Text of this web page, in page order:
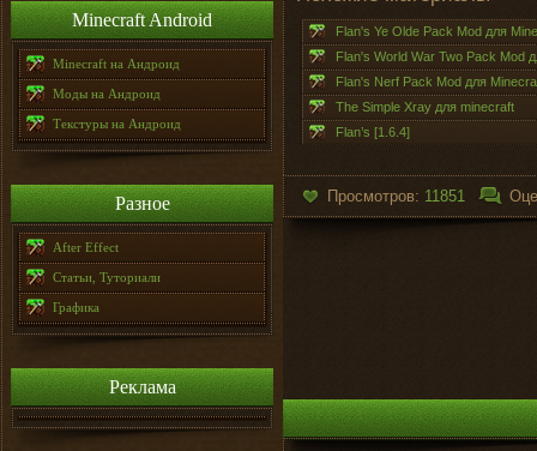
Minecraft Android
Minecraft на Андроид
Моды на Андроид
Текстуры на Андроид
Разное
After Effect
Статьи, Туториали
Графика
Реклама
Flan's Ye Olde Pack Mod для
Flan's World War Two Pack Mod
Flan's Nerf Pack Mod для
The Simple Xray для minecraft
Flan’s [1.6.4]
Просмотров: 11851